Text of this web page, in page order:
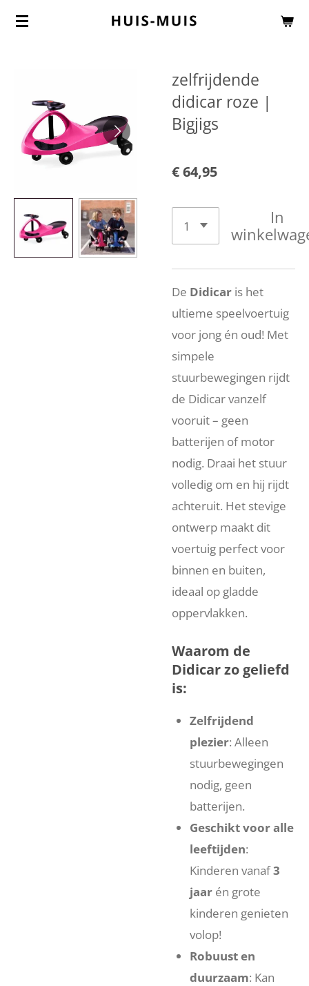
Ga
hoofdinhoud
zelfrijdende
didicar roze |
Bigjigs
€ 64,95
In
De Didicar is het
ultieme speelvoertuig
voor jong én oud! Met
simpele
stuurbewegingen rijdt
de Didicar vanzelf
vooruit – geen
batterijen of motor
nodig. Draai het stuur
volledig om en hij rijdt
achteruit. Het stevige
ontwerp maakt dit
voertuig perfect voor
binnen en buiten,
ideaal op gladde
oppervlakken.
Waarom de
Didicar zo geliefd
is:
Zelfrijdend
plezier: Alleen
stuurbewegingen
nodig, geen
batterijen.
Geschikt voor alle
leeftijden:
Kinderen vanaf3
jaar én grote
kinderen genieten
volop!
Robuust en
duurzaam: Kan